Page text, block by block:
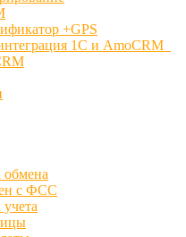
+GPS
1С и AmoCRM
обмена
с ФСС